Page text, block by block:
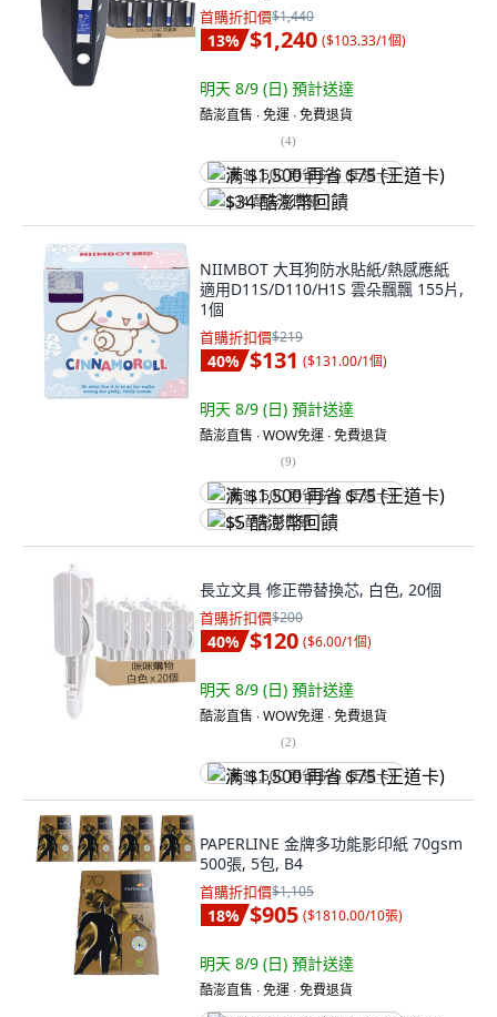
首購折扣價$1,440
13% $1,240 ($103.33/1個)
明天 8/9 (日) 預計送達
酷澎直售 ∙ 免運 ∙ 免費退貨
(4)
满 $1,500 再省 $75 (王道卡)
$34 酷澎幣回饋
NIIMBOT 大耳狗防水貼紙/熱感應紙
適用D11S/D110/H1S 雲朵飄飄 155片,
1個
首購折扣價$219
40% $131 ($131.00/1個)
明天 8/9 (日) 預計送達
酷澎直售 ∙ WOW免運 ∙ 免費退貨
(9)
满 $1,500 再省 $75 (王道卡)
$5 酷澎幣回饋
長立文具 修正帶替換芯, 白色, 20個
首購折扣價$200
40% $120 ($6.00/1個)
明天 8/9 (日) 預計送達
酷澎直售 ∙ WOW免運 ∙ 免費退貨
(2)
满 $1,500 再省 $75 (王道卡)
PAPERLINE 金牌多功能影印紙 70gsm
500張, 5包, B4
首購折扣價$1,105
18% $905 ($1810.00/10張)
明天 8/9 (日) 預計送達
酷澎直售 ∙ 免運 ∙ 免費退貨